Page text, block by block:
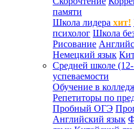
памяти
Школа лидера хит!
психолог Школа
Рисование
Немецкий язык
Средней школе
успеваемости
Обучение в
Репетиторы по
Пробный ОГЭ
Английский язык